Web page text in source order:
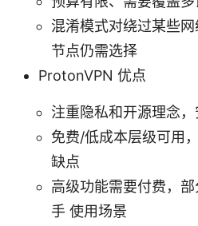
混淆模式对绕过某些
节点仍需选择
ProtonVPN 优点
注重隐私和开源理念
免费/低成本层级可用
缺点
高级功能需要付费，
手 使用场景